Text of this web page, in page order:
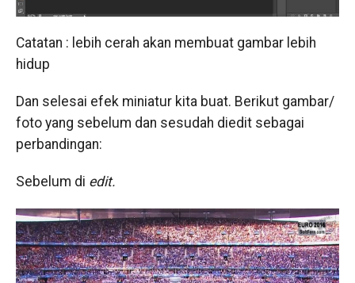
Catatan : lebih cerah akan membuat gambar lebih
hidup
Dan selesai efek miniatur kita buat. Berikut gambar/
foto yang sebelum dan sesudah diedit sebagai
perbandingan:
Sebelum di edit.